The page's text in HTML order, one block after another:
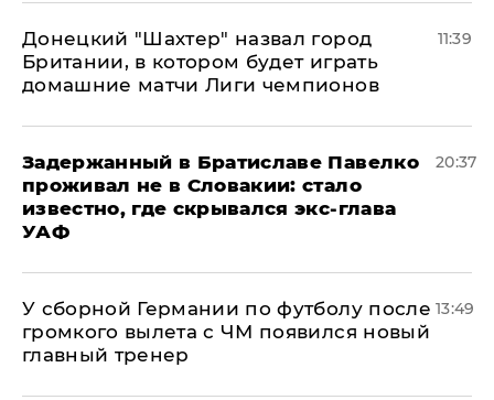
Донецкий "Шахтер" назвал город
Британии, в котором будет играть
домашние матчи Лиги чемпионов
11:39
Задержанный в Братиславе Павелко
проживал не в Словакии: стало
известно, где скрывался экс-глава
УАФ
20:37
У сборной Германии по футболу после
громкого вылета с ЧМ появился новый
главный тренер
13:49